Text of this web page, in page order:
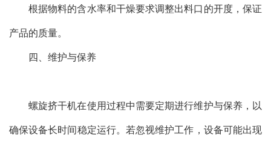
根据物料的含水率和干燥要求调整出料口的开度，保证
产品的质量。
四、维护与保养
螺旋挤干机在使用过程中需要定期进行维护与保养，以
确保设备长时间稳定运行。若忽视维护工作，设备可能出现